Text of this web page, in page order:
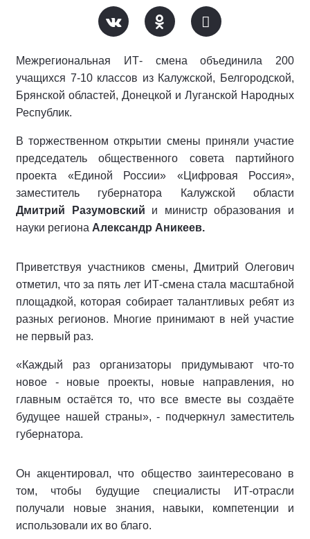
Межрегиональная ИТ- смена объединила 200
учащихся 7-10 классов из Калужской, Белгородской,
Брянской областей, Донецкой и Луганской Народных
Республик.
В торжественном открытии смены приняли участие
председатель общественного совета партийного
проекта «Единой России» «Цифровая Россия»,
заместитель губернатора Калужской области
Дмитрий Разумовский и министр образования и
науки региона Александр Аникеев.
Приветствуя участников смены, Дмитрий Олегович
отметил, что за пять лет ИТ-смена стала масштабной
площадкой, которая собирает талантливых ребят из
разных регионов. Многие принимают в ней участие
не первый раз.
«Каждый раз организаторы придумывают что-то
новое - новые проекты, новые направления, но
главным остаётся то, что все вместе вы создаёте
будущее нашей страны», - подчеркнул заместитель
губернатора.
Он акцентировал, что общество заинтересовано в
том, чтобы будущие специалисты ИТ-отрасли
получали новые знания, навыки, компетенции и
использовали их во благо.